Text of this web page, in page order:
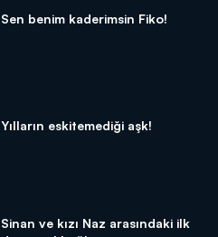
Sen benim kaderimsin Fiko!
Yılların eskitemediği aşk!
Sinan ve kızı Naz arasındaki ilk